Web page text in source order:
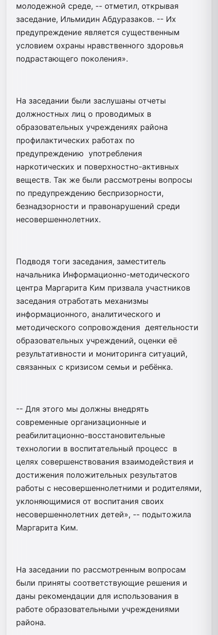
молодежной среде, -- отметил, открывая
заседание, Ильмидин Абдуразаков. -- Их
предупреждение является существенным
условием охраны нравственного здоровья
подрастающего поколения».
На заседании были заслушаны отчеты
должностных лиц о проводимых в
образовательных учреждениях района
профилактических работах по
предупреждению употребления
наркотических и поверхностно-активных
веществ. Так же были рассмотрены вопросы
по предупреждению беспризорности,
безнадзорности и правонарушений среди
несовершеннолетних.
Подводя тоги заседания, заместитель
начальника Информационно-методического
центра Маргарита Ким призвала участников
заседания отработать механизмы
информационного, аналитического и
методического сопровождения деятельности
образовательных учреждений, оценки её
результативности и мониторинга ситуаций,
связанных с кризисом семьи и ребёнка.
-- Для этого мы должны внедрять
современные организационные и
реабилитационно-восстановительные
технологии в воспитательный процесс в
целях совершенствования взаимодействия и
достижения положительных результатов
работы с несовершеннолетними и родителями,
уклоняющимися от воспитания своих
несовершеннолетних детей», -- подытожила
Маргарита Ким.
На заседании по рассмотренным вопросам
были приняты соответствующие решения и
даны рекомендации для использования в
работе образовательными учреждениями
района.